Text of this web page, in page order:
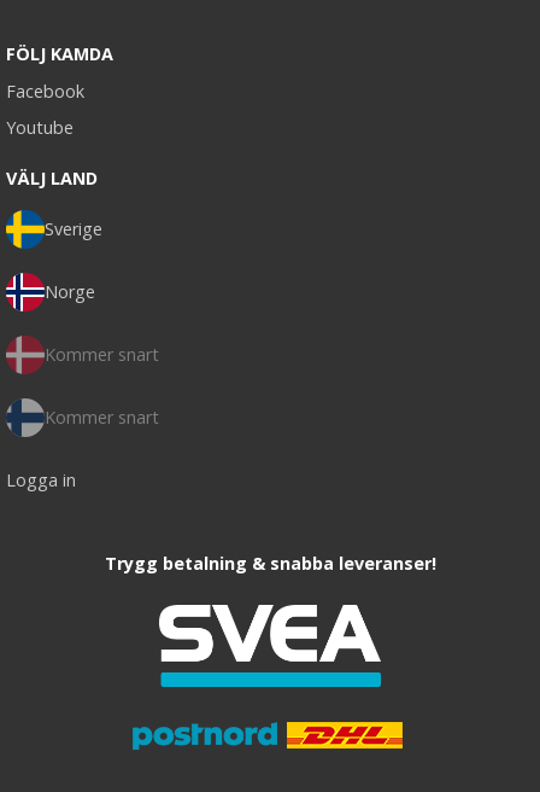
FÖLJ KAMDA
Facebook
Youtube
VÄLJ LAND
Sverige
Norge
Kommer snart
Kommer snart
Logga in
Trygg betalning & snabba leveranser!